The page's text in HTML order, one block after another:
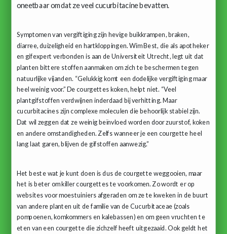
oneetbaar omdat ze veel cucurbitacine bevatten.
Symptomen van vergiftiging zijn hevige buikkrampen, braken,
diarree, duizeligheid en hartkloppingen. Wim Best, die als apotheker
en gifexpert verbonden is aan de Universiteit Utrecht, legt uit dat
planten bittere stoffen aanmaken om zich te beschermen tegen
natuurlijke vijanden. “Gelukkig komt een dodelijke vergiftiging maar
heel weinig voor.” De courgettes koken, helpt niet. “Veel
plantgifstoffen verdwijnen inderdaad bij verhitting. Maar
cucurbitacines zijn complexe moleculen die behoorlijk stabiel zijn.
Dat wil zeggen dat ze weinig beïnvloed worden door zuurstof, koken
en andere omstandigheden. Zelfs wanneer je een courgette heel
lang laat garen, blijven de gifstoffen aanwezig.”
Het beste wat je kunt doen is dus de courgette weggooien, maar
het is beter om killer courgettes te voorkomen. Zo wordt er op
websites voor moestuiniers afgeraden om ze te kweken in de buurt
van andere planten uit de familie van de Cucurbitaceae (zoals
pompoenen, komkommers en kalebassen) en om geen vruchten te
eten van een courgette die zichzelf heeft uitgezaaid. Ook geldt het